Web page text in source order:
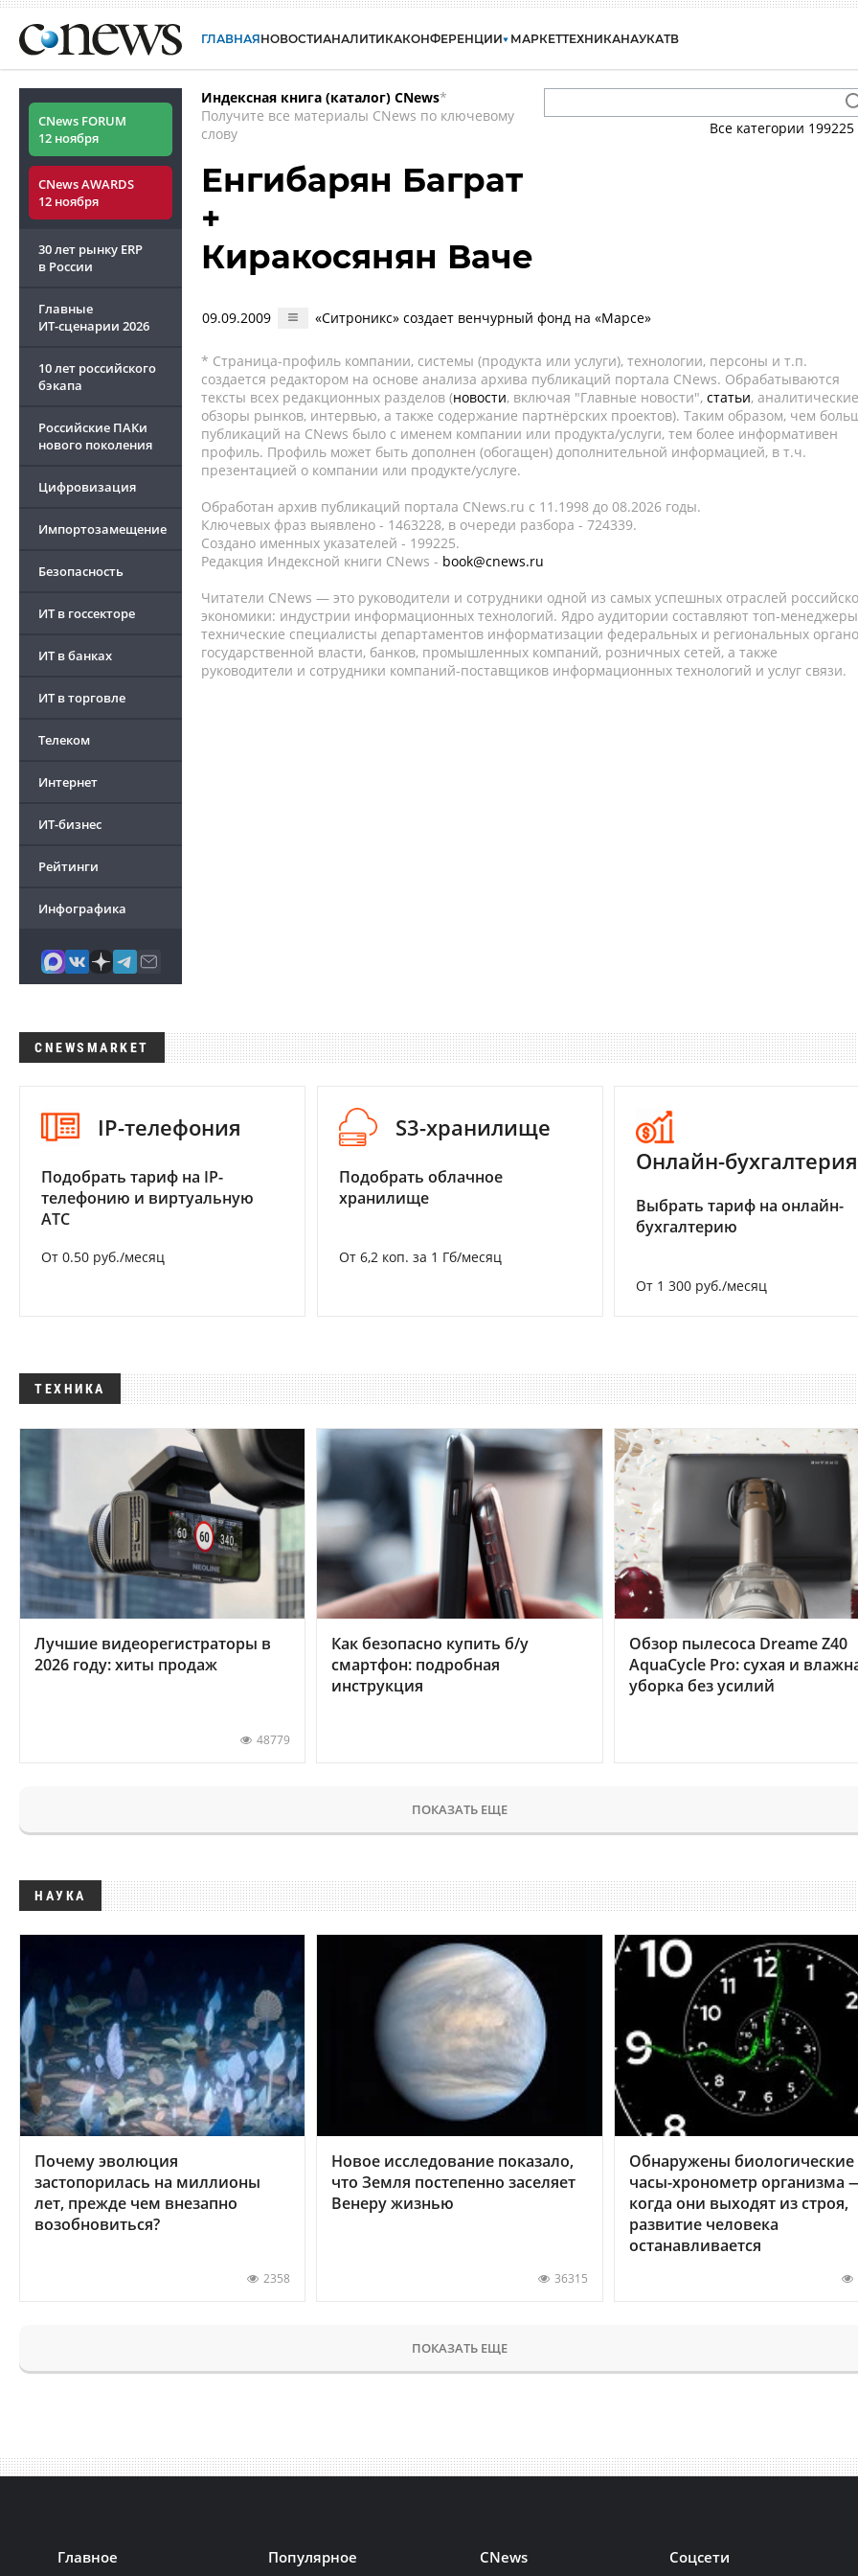
ГЛАВНАЯНОВОСТИАНАЛИТИКАКОНФЕРЕНЦИИ МАРКЕТТЕХНИКАНАУКАТВ
CNews FORUM
12 ноября
CNews AWARDS
12 ноября
30 лет рынку ERP
в России
Главные
ИТ-сценарии 2026
10 лет российского
бэкапа
Российские ПАКи
нового поколения
Цифровизация
Импортозамещение
Безопасность
ИТ в госсекторе
ИТ в банках
ИТ в торговле
Телеком
Интернет
ИТ-бизнес
Рейтинги
Инфографика
Индексная книга (каталог) CNews*
Получите все материалы CNews по ключевому
слову
Все категории 199225
Енгибарян Баграт
+
Киракосянян Ваче
09.09.2009 «Ситроникс» создает венчурный фонд на «Марсе»
* Страница-профиль компании, системы (продукта или услуги), технологии, персоны и т.п.
создается редактором на основе анализа архива публикаций портала CNews. Обрабатываются
тексты всех редакционных разделов (новости, включая "Главные новости", статьи, аналитические
обзоры рынков, интервью, а также содержание партнёрских проектов). Таким образом, чем
публикаций на CNews было с именем компании или продукта/услуги, тем более информативен
профиль. Профиль может быть дополнен (обогащен) дополнительной информацией, в т.ч.
презентацией о компании или продукте/услуге.
Обработан архив публикаций портала CNews.ru c 11.1998 до 08.2026 годы.
Ключевых фраз выявлено - 1463228, в очереди разбора - 724339.
Создано именных указателей - 199225.
Редакция Индексной книги CNews - book@cnews.ru
Читатели CNews — это руководители и сотрудники одной из самых успешных отраслей
экономики: индустрии информационных технологий. Ядро аудитории составляют топ-
технические специалисты департаментов информатизации федеральных и региональных
государственной власти, банков, промышленных компаний, розничных сетей, а также
руководители и сотрудники компаний-поставщиков информационных технологий и услуг связи.
CNEWSMARKET
IP-телефония
Подобрать тариф на IP-
телефонию и виртуальную
АТС
От 0.50 руб./месяц
S3-хранилище
Подобрать облачное
хранилище
От 6,2 коп. за 1 Гб/месяц
Онлайн-бухгалтерия
Выбрать тариф на онлайн-
бухгалтерию
От 1 300 руб./месяц
ТЕХНИКА
Лучшие видеорегистраторы в
2026 году: хиты продаж
48779
Как безопасно купить б/у
смартфон: подробная
инструкция
Обзор пылесоса Dreame Z40
AquaCycle Pro: сухая и
уборка без усилий
ПОКАЗАТЬ ЕЩЕ
НАУКА
Почему эволюция
застопорилась на миллионы
лет, прежде чем внезапно
возобновиться?
2358
Новое исследование показало,
что Земля постепенно заселяет
Венеру жизнью
36315
Обнаружены биологические
часы-хронометр организма
когда они выходят из строя,
развитие человека
останавливается
ПОКАЗАТЬ ЕЩЕ
Главное Популярное CNews Соцсети